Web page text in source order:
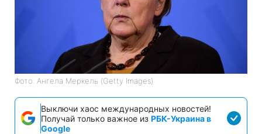
Фото: Ангела Меркель (Getty Images)
Выключи хаос международных новостей!
Получай только важное из РБК-Украина в
Google